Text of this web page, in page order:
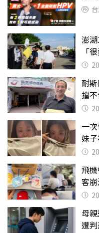
澎
「
耐
擋
票證
一
妹
飛
客
喝
母
遭